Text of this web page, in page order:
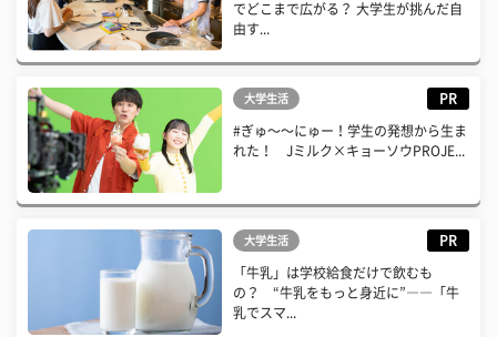
でどこまで広がる？ 大学生が挑んだ自
由す...
大学生活 PR
#ぎゅ〜〜にゅー！学生の発想から生ま
れた！ Jミルク×キョーソウPROJE...
大学生活 PR
「牛乳」は学校給食だけで飲むも
の？ “牛乳をもっと身近に”――「牛
乳でスマ...